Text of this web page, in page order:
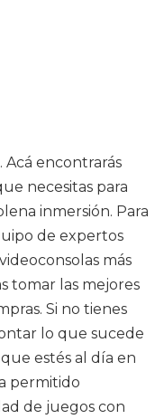
Acá encontrarás
necesitas para
inmersión. Para
de expertos
más
tomar las mejores
Si no tienes
lo que sucede
estés al día en
permitido
de juegos con